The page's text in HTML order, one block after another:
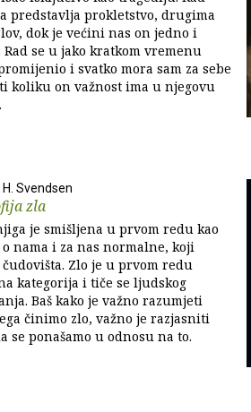
predstavlja prokletstvo, drugima
dok je većini nas on jedno i
Rad se u jako kratkom vremenu
i svatko mora sam za sebe
koliku on važnost ima u njegovu
H. Svendsen
zla
je smišljena u prvom redu kao
nama i za nas normalne, koji
Zlo je u prvom redu
kategorija i tiče se ljudskog
Baš kako je važno razumjeti
činimo zlo, važno je razjasniti
se ponašamo u odnosu na to.